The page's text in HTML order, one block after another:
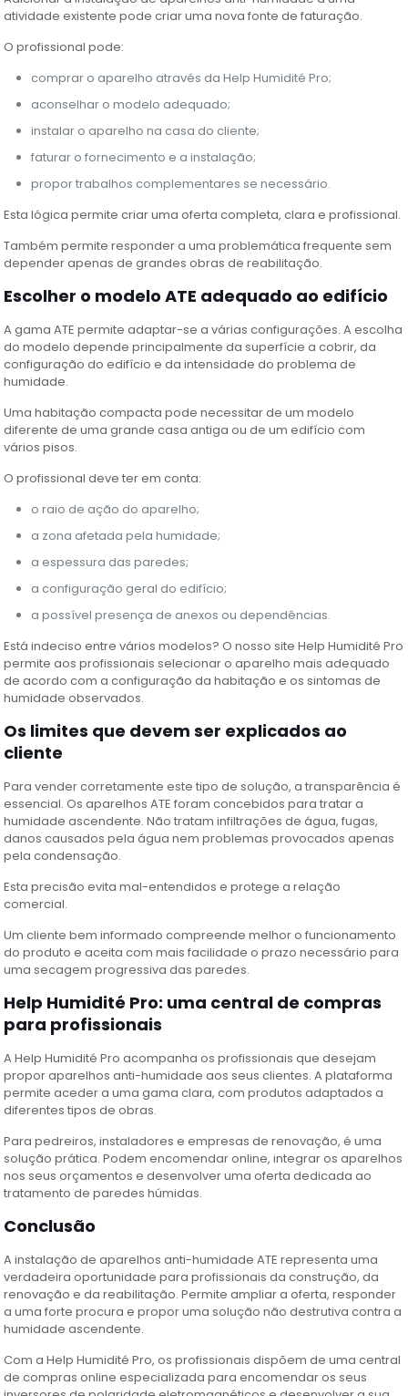
atividade existente pode criar uma nova fonte de faturação.
O profissional pode:
comprar o aparelho através da Help Humidité Pro;
aconselhar o modelo adequado;
instalar o aparelho na casa do cliente;
faturar o fornecimento e a instalação;
propor trabalhos complementares se necessário.
Esta lógica permite criar uma oferta completa, clara e profissional.
Também permite responder a uma problemática frequente sem
depender apenas de grandes obras de reabilitação.
Escolher o modelo ATE adequado ao edifício
A gama ATE permite adaptar-se a várias configurações. A escolha
do modelo depende principalmente da superfície a cobrir, da
configuração do edifício e da intensidade do problema de
humidade.
Uma habitação compacta pode necessitar de um modelo
diferente de uma grande casa antiga ou de um edifício com
vários pisos.
O profissional deve ter em conta:
o raio de ação do aparelho;
a zona afetada pela humidade;
a espessura das paredes;
a configuração geral do edifício;
a possível presença de anexos ou dependências.
Está indeciso entre vários modelos? O nosso site Help Humidité Pro
permite aos profissionais selecionar o aparelho mais adequado
de acordo com a configuração da habitação e os sintomas de
humidade observados.
Os limites que devem ser explicados ao
cliente
Para vender corretamente este tipo de solução, a transparência é
essencial. Os aparelhos ATE foram concebidos para tratar a
humidade ascendente. Não tratam infiltrações de água, fugas,
danos causados pela água nem problemas provocados apenas
pela condensação.
Esta precisão evita mal-entendidos e protege a relação
comercial.
Um cliente bem informado compreende melhor o funcionamento
do produto e aceita com mais facilidade o prazo necessário para
uma secagem progressiva das paredes.
Help Humidité Pro: uma central de compras
para profissionais
A Help Humidité Pro acompanha os profissionais que desejam
propor aparelhos anti-humidade aos seus clientes. A plataforma
permite aceder a uma gama clara, com produtos adaptados a
diferentes tipos de obras.
Para pedreiros, instaladores e empresas de renovação, é uma
solução prática. Podem encomendar online, integrar os aparelhos
nos seus orçamentos e desenvolver uma oferta dedicada ao
tratamento de paredes húmidas.
Conclusão
A instalação de aparelhos anti-humidade ATE representa uma
verdadeira oportunidade para profissionais da construção, da
renovação e da reabilitação. Permite ampliar a oferta, responder
a uma forte procura e propor uma solução não destrutiva contra a
humidade ascendente.
Com a Help Humidité Pro, os profissionais dispõem de uma central
de compras online especializada para encomendar os seus